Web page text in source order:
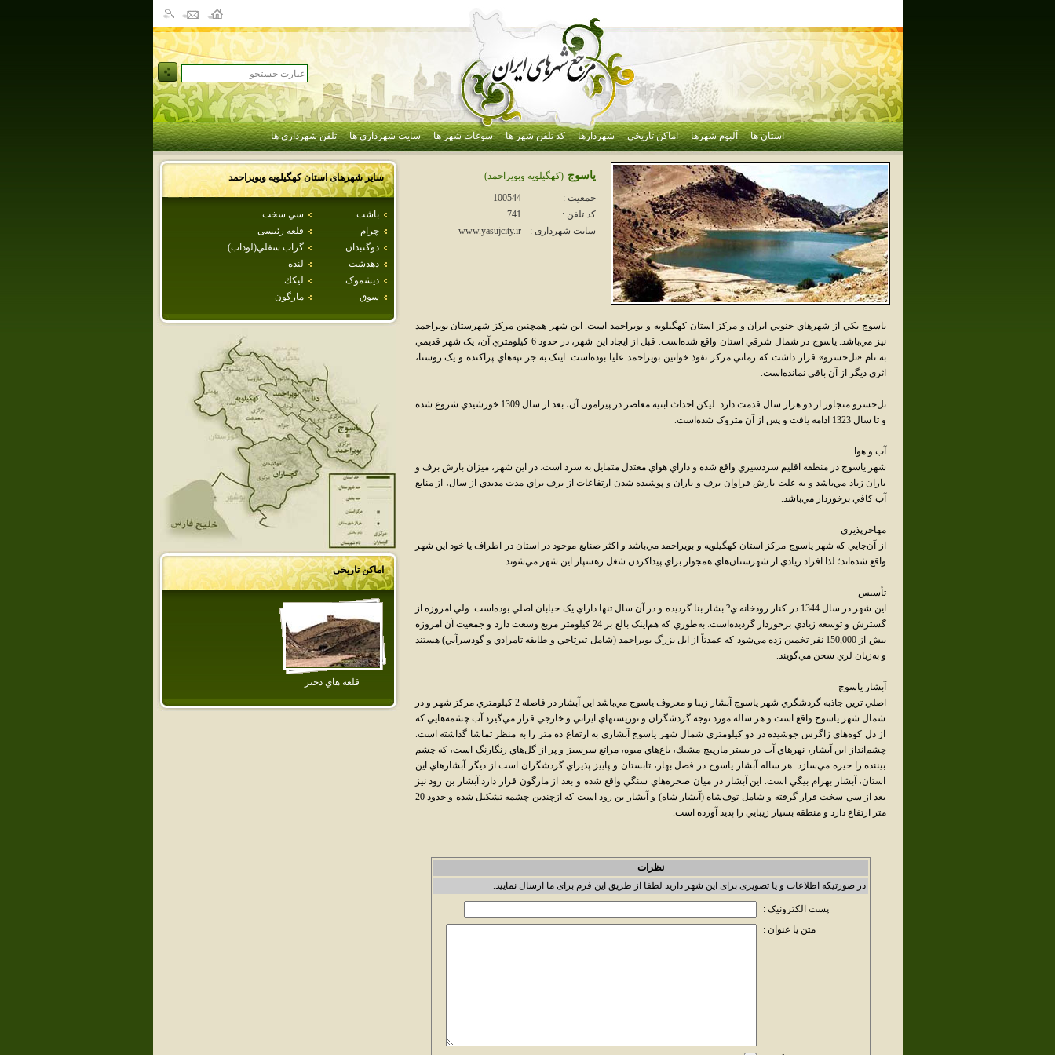
استان ها آلبوم شهرها اماکن تاریخی شهردارها کد تلفن شهر ها سوغات شهر ها سایت شهرداری ها تلفن شهرداری ها
سایر شهرهای استانكهگيلويه وبويراحمد
باشت
سي سخت
چرام
قلعه رئيسی
دوگنبدان
گراب سفلي(لوداب)
دهدشت
لنده
ديشموک
ليكك
سوق
مارگون
اماکن تاریخی
قلعه هاي‌ دختر
ياسوج (كهگيلويه وبويراحمد)
جمعیت :
100544
کد تلفن :
741
سایت شهرداری :
www.yasujcity.ir
ياسوج يکي از شهرهاي جنوبي ايران و مرکز استان کهگيلويه و بويراحمد است. اين شهر همچنين مرکز شهرستان بويراحمد
نيز مي‌باشد. ياسوج در شمال شرقي استان واقع شده‌است. قبل از ايجاد اين شهر، در حدود 6 کيلومتري آن، يک شهر قديمي
به نام «تل‌خسرو» قرار داشت که زماني مرکز نفوذ خوانين بويراحمد عليا بوده‌است. اينک به جز تپه‌هاي پراکنده و يک روستا،
اثري ديگر از آن باقي نمانده‌است.
تل‌خسرو متجاوز از دو هزار سال قدمت دارد. ليکن احداث ابنيه معاصر در پيرامون آن، بعد از سال 1309 خورشيدي شروع شده
و تا سال 1323 ادامه يافت و پس از آن متروک شده‌است.
آب و هوا
شهر ياسوج در منطقه اقليم سردسيري واقع شده و داراي هواي معتدل متمايل به سرد است. در اين شهر، ميزان بارش برف و
باران زياد مي‌باشد و به علت بارش فراوان برف و باران و پوشيده شدن ارتفاعات از برف براي مدت مديدي از سال، از منابع
آب کافي برخوردار مي‌باشد.
مهاجرپذيري
از آن‌جايي که شهر ياسوج مرکز استان کهگيلويه و بويراحمد مي‌باشد و اکثر صنايع موجود در استان در اطراف يا خود اين شهر
واقع شده‌اند؛ لذا افراد زيادي از شهرستان‌هاي همجوار براي پيداکردن شغل رهسپار اين شهر مي‌شوند.
تأسيس
اين شهر در سال 1344 در کنار رودخانه ي? بشار بنا گرديده و در آن سال تنها داراي يک خيابان اصلي بوده‌است. ولي امروزه از
گسترش و توسعه زيادي برخوردار گرديده‌است. به‌طوري که هم‌اينک بالغ بر 24 کيلومتر مربع وسعت دارد و جمعيت آن امروزه
بيش از 150,000 نفر تخمين زده مي‌شود که عمدتاً از ايل بزرگ بويراحمد (شامل تيرتاجي و طايفه تامرادي و گودسرآبي) هستند
و به‌زبان لري سخن مي‌گويند.
آبشار ياسوج
اصلي ترين جاذبه گردشگري شهر ياسوج آبشار زيبا و معروف ياسوج مي‌باشد اين آبشار در فاصله 2 کيلومتري مرکز شهر و در
شمال شهر ياسوج واقع است و هر ساله مورد توجه گردشگران و توريستهاي ايراني و خارجي قرار مي‌گيرد آب‌ چشمه‌هايي‌ كه‌
از دل‌ كوه‌هاي‌ زاگرس‌ جوشيده‌ در دو كيلومتري‌ شمال‌ شهر ياسوج‌ آبشاري‌ به‌ ارتفاع‌ ده‌ متر را به‌ منظر تماشا گذاشته‌ است‌.
چشم‌انداز اين‌ آبشار، نهرهاي‌ آب‌ در بستر مارپيچ‌ مشبك‌، باغ‌هاي‌ ميوه‌، مراتع‌ سرسبز و پر از گل‌هاي‌ رنگارنگ‌ است‌، كه‌ چشم‌
بيننده‌ را خيره‌ مي‌سازد. هر ساله‌ آبشار ياسوج‌ در فصل‌ بهار، تابستان‌ و پاييز پذيراي‌ گردشگران‌ است‌.از ديگر آبشارهاي‌ اين‌
استان‌، آبشار بهرام‌ بيگي‌ است‌. اين‌ آبشار در ميان‌ صخره‌هاي‌ سنگي‌ واقع‌ شده‌ و بعد از مارگون‌ قرار دارد.آبشار بن‌ رود نيز
بعد از سي‌ سخت‌ قرار گرفته‌ و شامل‌ توف‌شاه‌ (آبشار شاه) و آبشار بن‌ رود است‌ كه‌ ازچندين‌ چشمه‌ تشكيل‌ شده‌ و حدود 20
متر ارتفاع‌ دارد و منطقه‌ بسيار زيبايي‌ را پديد آورده‌ است‌.
نظرات
در صورتیکه اطلاعات و یا تصویری برای این شهر دارید لطفا از طریق این فرم برای ما ارسال نمایید.
پست الکترونیک :
متن یا عنوان :